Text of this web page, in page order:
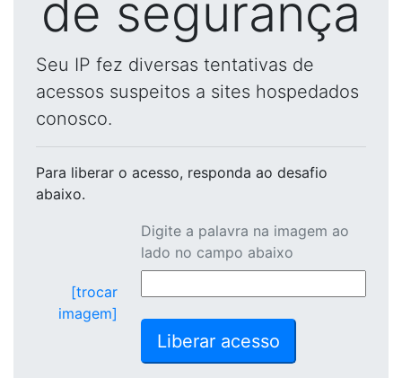
de segurança
Seu IP fez diversas tentativas de
acessos suspeitos a sites hospedados
conosco.
Para liberar o acesso, responda ao desafio
abaixo.
[trocar
imagem]
Digite a palavra na imagem ao
lado no campo abaixo